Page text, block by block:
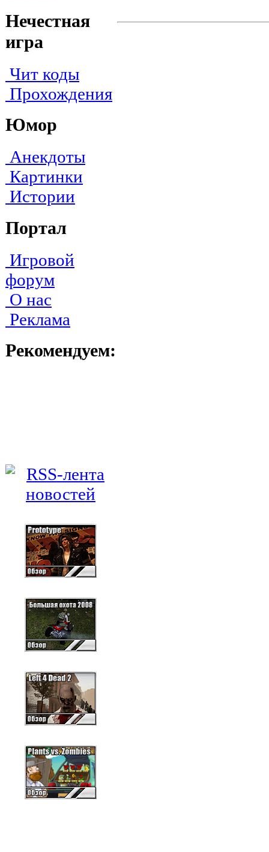
Нечестная
игра
Чит коды
Прохождения
Юмор
Анекдоты
Картинки
Истории
Портал
Игровой
форум
О нас
Реклама
Рекомендуем: